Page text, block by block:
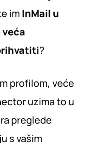
im InMail u
veća
?
profilom, veće
uzima to u
preglede
s vašim